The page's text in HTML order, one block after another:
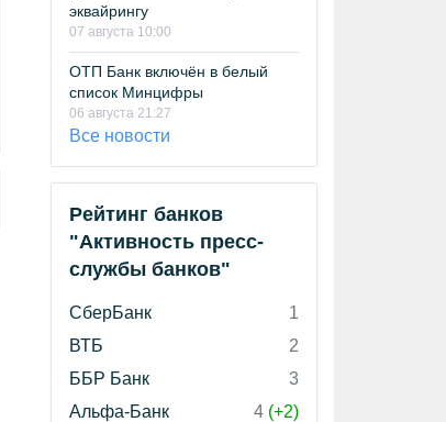
эквайрингу
07 августа 10:00
ОТП Банк включён в белый
список Минцифры
06 августа 21:27
Все новости
Рейтинг банков
"Активность пресс-
службы банков"
СберБанк
1
ВТБ
2
ББР Банк
3
Альфа-Банк
4 (+2)